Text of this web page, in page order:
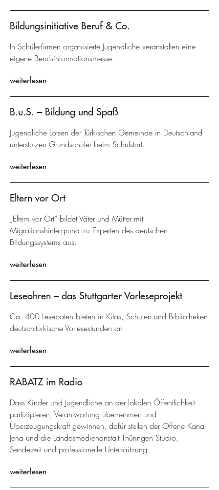
Bildungsinitiative Beruf & Co.
In Schülerfirmen organisierte Jugendliche veranstalten eine
eigene Berufsinformationsmesse.
weiterlesen
B.u.S. – Bildung und Spaß
Jugendliche Lotsen der Türkischen Gemeinde in Deutschland
unterstützen Grundschüler beim Schulstart.
weiterlesen
Eltern vor Ort
„Eltern vor Ort“ bildet Väter und Mütter mit
Migrationshintergrund zu Experten des deutschen
Bildungssystems aus.
weiterlesen
Leseohren – das Stuttgarter Vorleseprojekt
Ca. 400 Lesepaten bieten in Kitas, Schulen und Bibliotheken
deutsch-türkische Vorlesestunden an.
weiterlesen
RABATZ im Radio
Dass Kinder und Jugendliche an der lokalen Öffentlichkeit
partizipieren, Verantwortung übernehmen und
Überzeugungskraft gewinnen, dafür stellen der Offene Kanal
Jena und die Landesmedienanstalt Thüringen Studio,
Sendezeit und professionelle Unterstützung.
weiterlesen